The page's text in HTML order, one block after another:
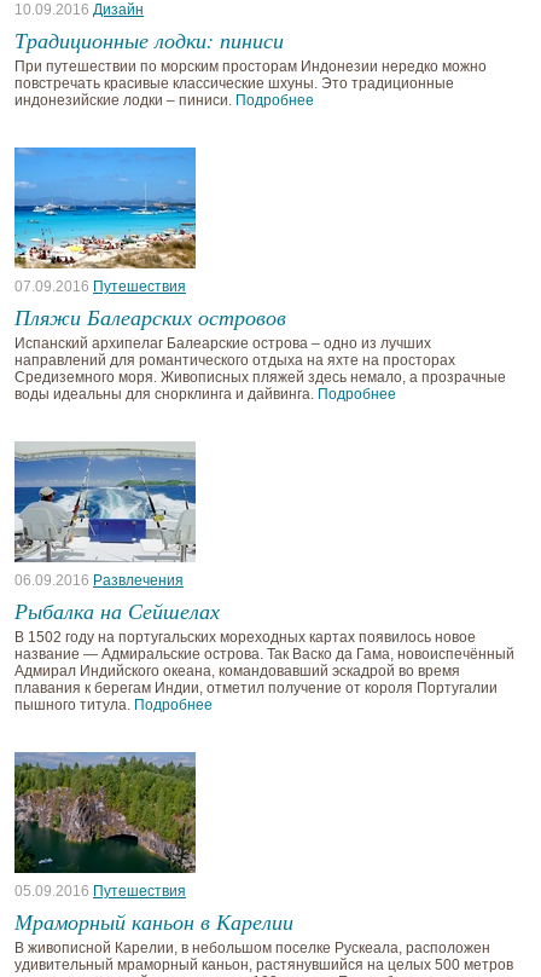
10.09.2016 Дизайн
Традиционные лодки: пиниси
При путешествии по морским просторам Индонезии нередко можно
повстречать красивые классические шхуны. Это традиционные
индонезийские лодки – пиниси. Подробнее
07.09.2016 Путешествия
Пляжи Балеарских островов
Испанский архипелаг Балеарские острова – одно из лучших
направлений для романтического отдыха на яхте на просторах
Средиземного моря. Живописных пляжей здесь немало, а прозрачные
воды идеальны для снорклинга и дайвинга. Подробнее
06.09.2016 Развлечения
Рыбалка на Сейшелах
В 1502 году на португальских мореходных картах появилось новое
название — Адмиральские острова. Так Васко да Гама, новоиспечённый
Адмирал Индийского океана, командовавший эскадрой во время
плавания к берегам Индии, отметил получение от короля Португалии
пышного титула. Подробнее
05.09.2016 Путешествия
Мраморный каньон в Карелии
В живописной Карелии, в небольшом поселке Рускеала, расположен
удивительный мраморный каньон, растянувшийся на целых 500 метров